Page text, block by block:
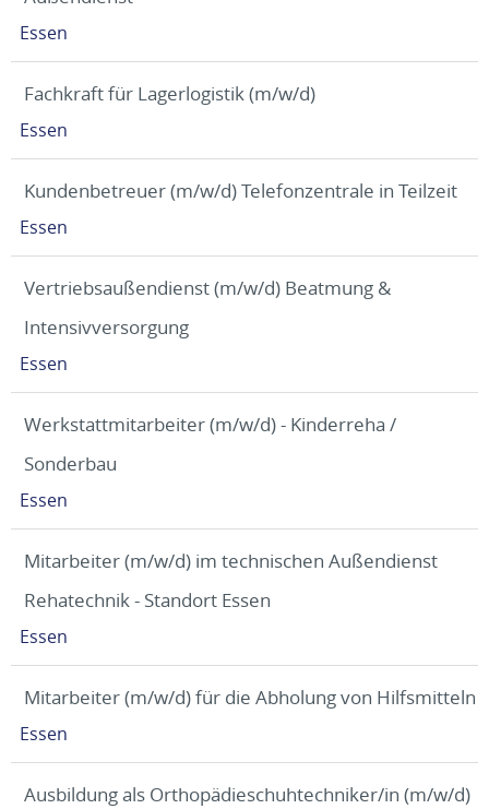
Essen
Fachkraft für Lagerlogistik (m/w/d)
Essen
Kundenbetreuer (m/w/d) Telefonzentrale in Teilzeit
Essen
Vertriebsaußendienst (m/w/d) Beatmung &
Intensivversorgung
Essen
Werkstattmitarbeiter (m/w/d) - Kinderreha /
Sonderbau
Essen
Mitarbeiter (m/w/d) im technischen Außendienst
Rehatechnik - Standort Essen
Essen
Mitarbeiter (m/w/d) für die Abholung von Hilfsmitteln
Essen
Ausbildung als Orthopädieschuhtechniker/in (m/w/d)